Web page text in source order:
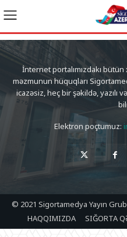
İnternet portalımızdakı
məzmunun hüquqları
icazəsiz, heç bir şəkildə, yazılı
Elektron poçtumuz:
© 2021 Sigortamedya Yayın
HAQQIMIZDA
SIĞORTA